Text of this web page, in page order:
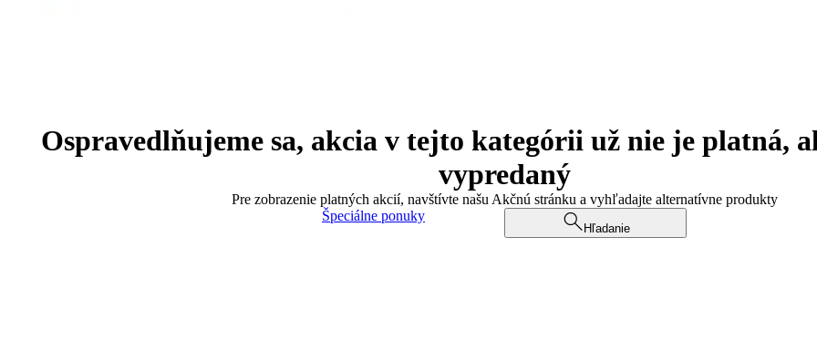
Ospravedlňujeme sa, akcia v tejto kategórii už nie je platná,
vypredaný
Pre zobrazenie platných akcií, navštívte našu Akčnú stránku a vyhľadajte alternatívne produkty
Špeciálne ponuky
Hľadanie